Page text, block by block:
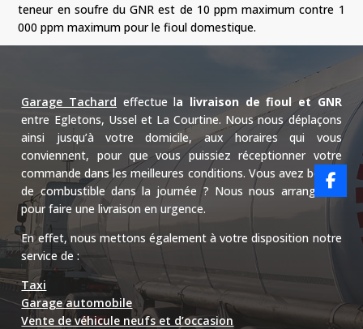
teneur en soufre du GNR est de 10 ppm maximum contre 1
000 ppm maximum pour le fioul domestique.
Garage Tachard effectue la livraison de fioul et GNR
entre Egletons, Ussel et La Courtine. Nous nous déplaçons
ainsi jusqu’à votre domicile, aux horaires qui vous
conviennent, pour que vous puissiez réceptionner votre
commande dans les meilleures conditions. Vous avez besoin
de combustible dans la journée ? Nous nous arrangeons
pour faire une livraison en urgence.
En effet, nous mettons également à votre disposition notre
service de :
Taxi
Garage automobile
Vente de véhicule neufs et d’occasion